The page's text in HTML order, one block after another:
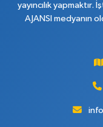
yayıncılık
AJANSI medyanın